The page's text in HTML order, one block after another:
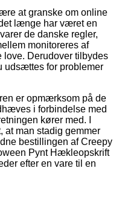
at granske om online
længe har været en
de danske regler,
monitoreres af
Derudover tilbydes
udsættes for problemer
er opmærksom på de
i forbindelse med
kører med. I
at man stadig gemmer
bestillingen af Creepy
Pynt Hækleopskrift
efter en vare til en